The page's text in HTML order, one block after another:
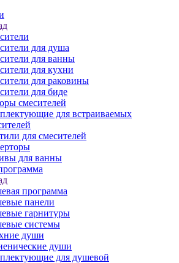
для душа
для ванны
для кухни
для раковины
для биде
смесителей
для встраиваемых
для смесителей
для ванны
программа
панели
гарнитуры
системы
души
души
для душевой